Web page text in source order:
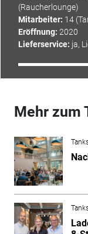
(Raucherlounge)
Mitarbeiter: 14
Eröffnung: 2020
Lieferservice: ja,
Mehr zum